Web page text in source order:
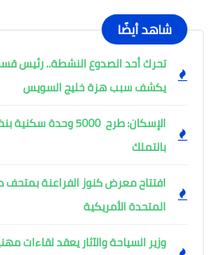
شاهد أيضًا
تحرك أحد الصدوع النشطة.. رئيس
يكشف سبب هزة خليج السويس
الإسكان: طرح 5000
بالتملك
افتتاح معرض كنوز الفراعنة بمتحف
المتحدة الأمريكية
وزير السياحة والآثار يعقد لقاءات